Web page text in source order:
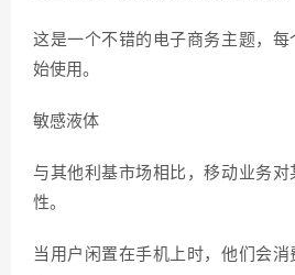
这是一个不错的电子商务主题，
始使用。
敏感液体
与其他利基市场相比，移动业务
性。
当用户闲置在手机上时，他们会